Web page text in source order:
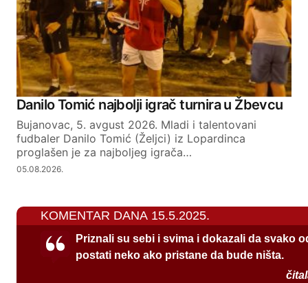
Danilo Tomić najbolji igrač turnira u Žbevcu
Bujanovac, 5. avgust 2026. Mladi i talentovani
fudbaler Danilo Tomić (Željci) iz Lopardinca
proglašen je za najboljeg igrača…
05.08.2026.
KOMENTAR DANA 15.5.2025.
Priznali su sebi i svima i dokazali da svako
postati neko ako pristane da bude ništa.